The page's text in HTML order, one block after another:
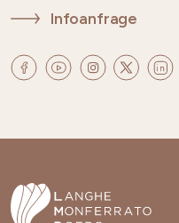
Infoanfrage